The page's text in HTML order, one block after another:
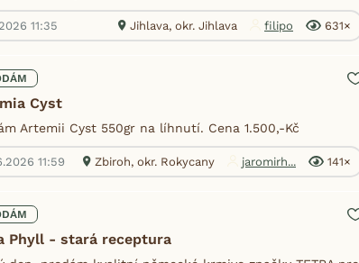
11:35 Jihlava, okr. Jihlava filipo 631×
Cyst
Artemii Cyst 550gr na líhnutí. Cena 1.500,-Kč
11:59 Zbiroh, okr. Rokycany jaromirh... 141×
Phyll - stará receptura